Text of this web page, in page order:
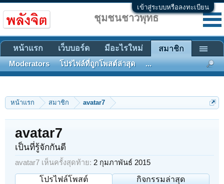
เข้าสู่ระบบหรือลงทะเบียน
หน้าแรก สมาชิก avatar7
avatar7
เป็นที่รู้จักกันดี
avatar7 เห็นครั้งสุดท้าย: 2 กุมภาพันธ์ 2015
โปรไฟล์โพสต์
กิจกรรมล่าสุด
ชุมชนชาวพุทธ
หน้าแรก เว็บบอร์ด มีอะไรใหม่ สมาชิก
Moderators โปรไฟล์ที่ถูกโพสต์ล่าสุด ...